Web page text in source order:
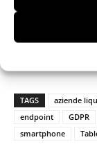
L’unica scelta
propria impresa
affidabilità: è in
TAGS aziende
endpoint
GDPR
smartphone